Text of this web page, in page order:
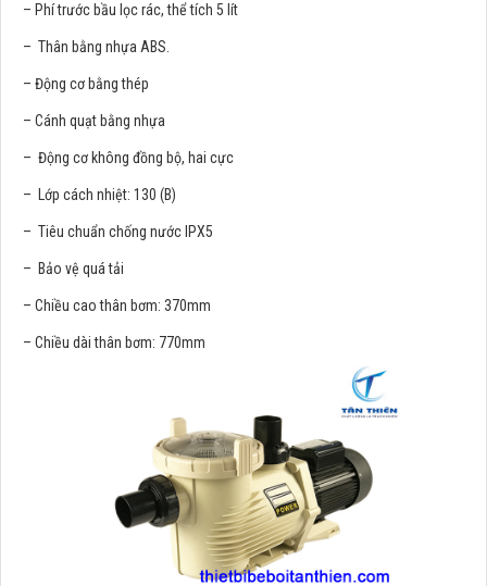
– Phí trước bầu lọc rác, thể tích 5 lít
– Thân bằng nhựa ABS.
– Động cơ bằng thép
– Cánh quạt bằng nhựa
– Động cơ không đồng bộ, hai cực
– Lớp cách nhiệt: 130 (B)
– Tiêu chuẩn chống nước IPX5
– Bảo vệ quá tải
– Chiều cao thân bơm: 370mm
– Chiều dài thân bơm: 770mm